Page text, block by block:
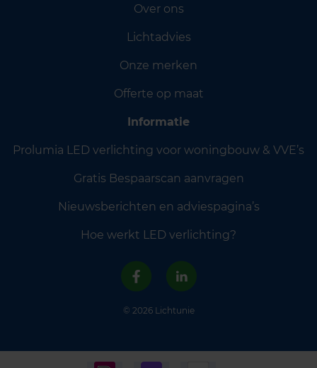
Over ons
Lichtadvies
Onze merken
Offerte op maat
Informatie
Prolumia LED verlichting voor woningbouw & VVE’s
Gratis Bespaarscan aanvragen
Nieuwsberichten en adviespagina’s
Hoe werkt LED verlichting?
© 2026 Lichtunie